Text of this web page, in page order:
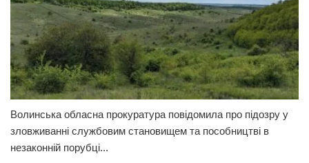
Волинська обласна прокуратура повідомила про підозру у
зловживанні службовим становищем та пособництві в
незаконній порубці...